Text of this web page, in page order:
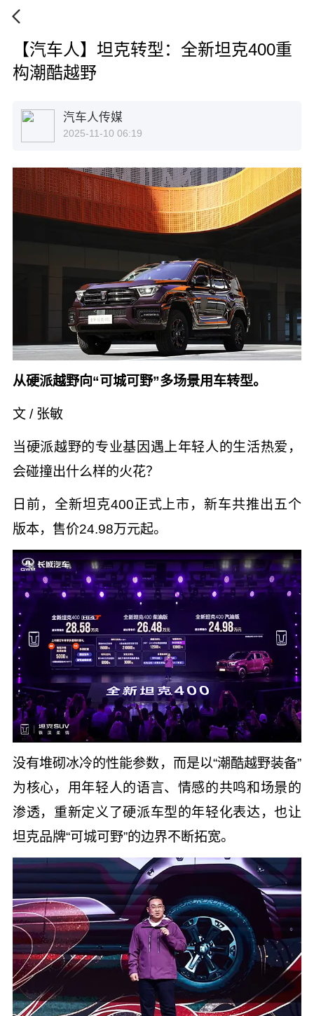
【汽车人】坦克转型：全新坦克400重
构潮酷越野
汽车人传媒
2025-11-10 06:19
从硬派越野向“可城可野”多场景用车转型。
文 / 张敏
当硬派越野的专业基因遇上年轻人的生活热爱，
会碰撞出什么样的火花？
日前，全新坦克400正式上市，新车共推出五个
版本，售价24.98万元起。
没有堆砌冰冷的性能参数，而是以“潮酷越野装备”
为核心，用年轻人的语言、情感的共鸣和场景的
渗透，重新定义了硬派车型的年轻化表达，也让
坦克品牌“可城可野”的边界不断拓宽。